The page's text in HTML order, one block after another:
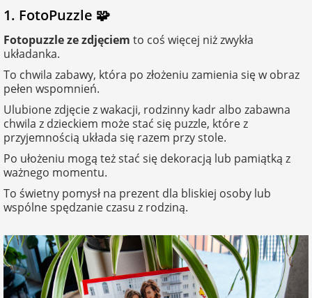
Fotografie
Naklejki i
naprasowanki
imienne
Bombki ze
zdjęciem
Fotoksiążki
opakowania
na rozpoczęcie
szkoły
na zakończenie
szkoły
na pamiątkę z
wakacji
na Dzień
na Dzień Kobiet
dla brata
dla siostry
dla chłopaka
dla dziewczyny
dla przyjaciółki
dla przyjaciela
1. FotoPuzzle 🧩
Fotopuzzle ze zdjęciem to coś więcej niż zwykła
układanka.
To chwila zabawy, która po złożeniu zamienia się w obraz
pełen wspomnień.
Ulubione zdjęcie z wakacji, rodzinny kadr albo zabawna
chwila z dzieckiem może stać się puzzle, które z
przyjemnością układa się razem przy stole.
Po ułożeniu mogą też stać się dekoracją lub pamiątką z
ważnego momentu.
To świetny pomysł na prezent dla bliskiej osoby lub
wspólne spędzanie czasu z rodziną.